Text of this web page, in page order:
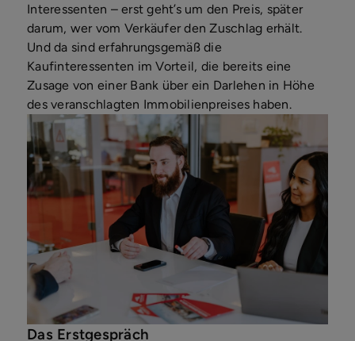
Interessenten – erst geht’s um den Preis, später
darum, wer vom Verkäufer den Zuschlag erhält.
Und da sind erfahrungsgemäß die
Kaufinteressenten im Vorteil, die bereits eine
Zusage von einer Bank über ein Darlehen in Höhe
des veranschlagten Immobilienpreises haben.
Das Erstgespräch